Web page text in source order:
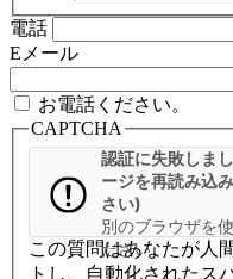
電話
Eメール
お電話ください。
CAPTCHA
認証に失敗しま
ージを再読み込
さい)
別のブラウザを
ださい
この質問はあなたが人
トし、自動化されたス